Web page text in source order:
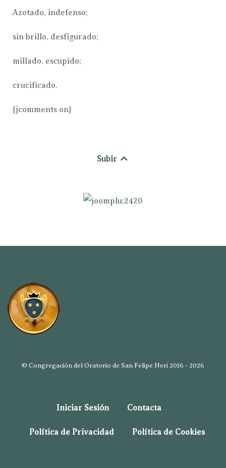
Azotado, indefenso;
sin brillo, desfigurado;
millado, escupido;
crucificado.
{jcomments on}
Subir
© Congregación del Oratorio de San Felipe Neri 2016 - 2026
Iniciar Sesión Contacta
Política de Privacidad Política de Cookies